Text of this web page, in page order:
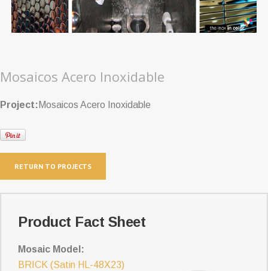
Mosaicos Acero Inoxidable
Project: Mosaicos Acero Inoxidable
RETURN TO PROJECTS
Product Fact Sheet
Mosaic Model:
BRICK (Satin HL-48X23)